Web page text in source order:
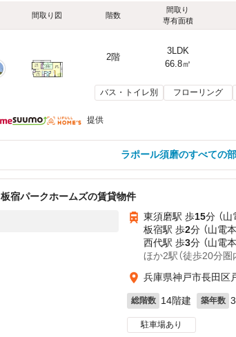
間取り図 階数
間取り
専有面積
2階
3LDK
66.8㎡
バス・トイレ別 フローリング
提供
ラポール須磨のすべての
板宿パークホームズの賃貸物件
東須磨駅 歩15分 （山
板宿駅 歩2分 （山電
西代駅 歩3分 （山電
ほか2駅（徒歩20分圏
兵庫県神戸市長田区
総階数 14階建 築年数
駐車場あり